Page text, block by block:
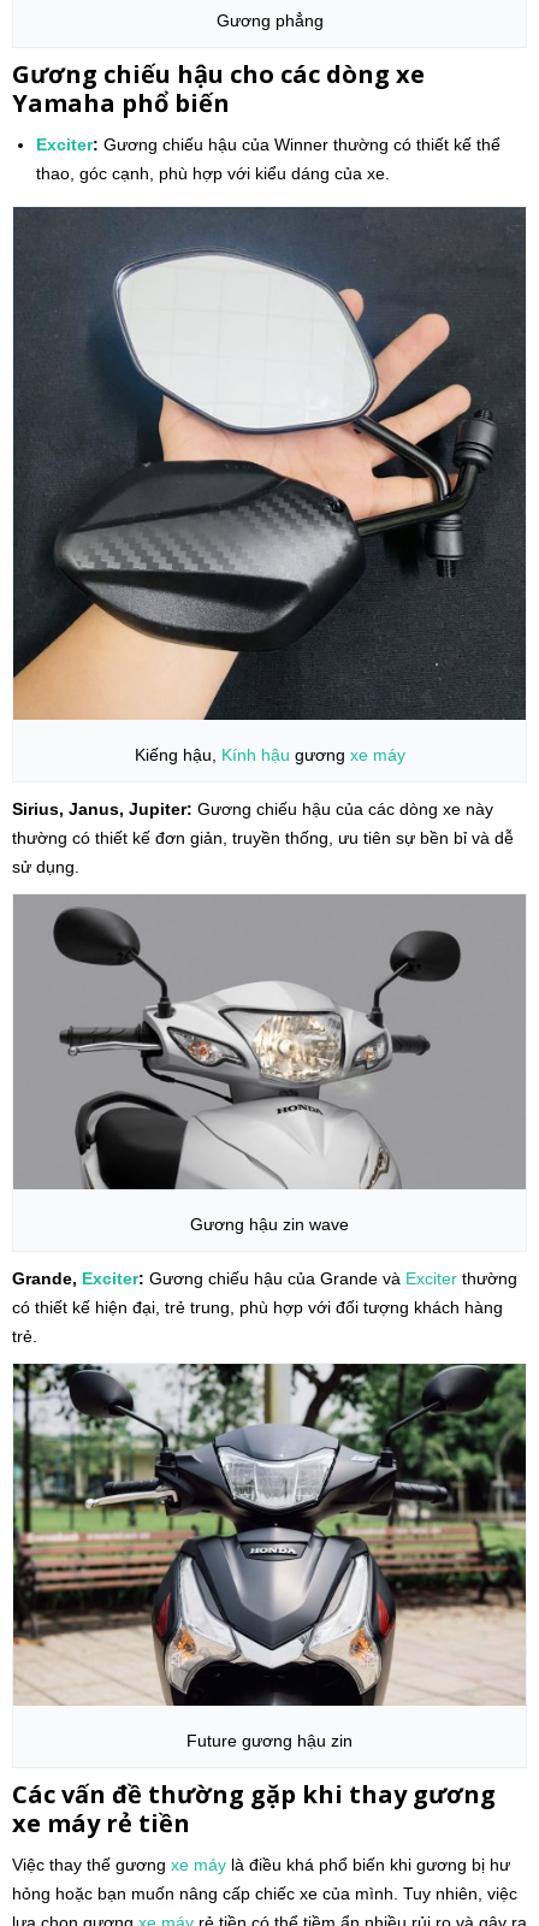
Gương phẳng
Gương chiếu hậu cho các dòng xe
Yamaha phổ biến
Exciter: Gương chiếu hậu của Winner thường có thiết kế thể
thao, góc cạnh, phù hợp với kiểu dáng của xe.
Kiếng hậu, Kính hậu gương xe máy
Sirius, Janus, Jupiter: Gương chiếu hậu của các dòng xe này
thường có thiết kế đơn giản, truyền thống, ưu tiên sự bền bỉ và dễ
sử dụng.
Gương hậu zin wave
Grande, Exciter: Gương chiếu hậu của Grande và Exciter thường
có thiết kế hiện đại, trẻ trung, phù hợp với đối tượng khách hàng
trẻ.
Future gương hậu zin
Các vấn đề thường gặp khi thay gương
xe máy rẻ tiền
Việc thay thế gương xe máy là điều khá phổ biến khi gương bị hư
hỏng hoặc bạn muốn nâng cấp chiếc xe của mình. Tuy nhiên, việc
lựa chọn gương xe máy rẻ tiền có thể tiềm ẩn nhiều rủi ro và gây ra